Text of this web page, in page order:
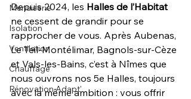
Menuiserie
Isolation
Ventilation
Chauffage
Rénovation Adapt'
Depuis 2024, les Halles de l’Habitat
ne cessent de grandir pour se
rapprocher de vous. Après Aubenas,
Le Teil-Montélimar, Bagnols-sur-Cèze
et Vals-les-Bains, c’est à Nîmes que
nous ouvrons nos 5e Halles, toujours
avec la même ambition : vous offrir